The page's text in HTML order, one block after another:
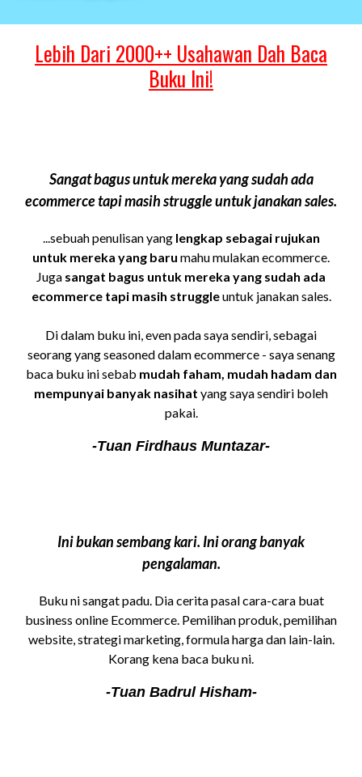
Lebih Dari 2000++ Usahawan Dah Baca
Buku Ini!
Sangat bagus untuk mereka yang sudah ada
ecommerce tapi masih struggle untuk janakan sales.
...sebuah penulisan yanglengkap sebagai rujukan
untuk mereka yang baru mahu mulakan ecommerce.
Juga sangat bagus untuk mereka yang sudah ada
ecommerce tapi masih struggleuntuk janakan sales.
Di dalam buku ini, even pada saya sendiri, sebagai
seorang yang seasoned dalam ecommerce - saya senang
baca buku ini sebab mudah faham, mudah hadam dan
mempunyai banyak nasihat yang saya sendiri boleh
pakai.
-Tuan Firdhaus Muntazar-
Ini bukan sembang kari. Ini orang banyak
pengalaman.
Buku ni sangat padu. Dia cerita pasal cara-cara buat
business online Ecommerce. Pemilihan produk, pemilihan
website, strategi marketing, formula harga dan lain-lain.
Korang kena baca buku ni.
-Tuan Badrul Hisham-